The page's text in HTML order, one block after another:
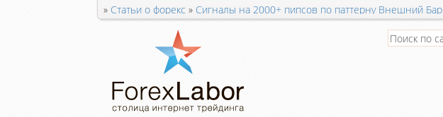
» Статьи о форекс » Сигналы на 2000+ пипсов по паттерну Внешний Бар